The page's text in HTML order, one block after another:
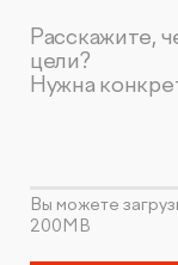
Расскажите,
цели?
Нужна
Вы можете
200MB